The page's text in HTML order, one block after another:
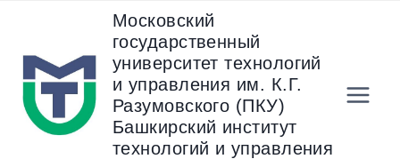
содержанию
Московский
государственный
университет технологий
и управления им. К.Г.
Разумовского (ПКУ)
Башкирский институт
технологий и управления